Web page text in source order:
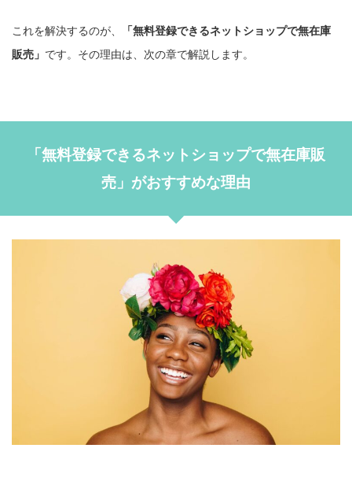
これを解決するのが、
「無料登録できるネットショップで無在庫
販売」 です。その理由は、次の章で解説します。
「無料登録できるネットショップで無在庫販
売」がおすすめな理由